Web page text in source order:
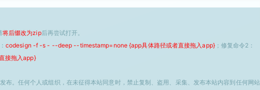
将后缀改为zip后再尝试打开。
codesign -f -s - --deep --timestamp=none {app具体路径或者直接拖入app}；修复命令2：
接拖入app}
布。任何个人或组织，在未征得本站同意时，禁止复制、盗用、采集、发布本站内容到任何网